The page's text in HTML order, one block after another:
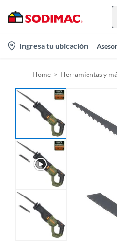
Ingresa tu ubicación
Home Herramientas y